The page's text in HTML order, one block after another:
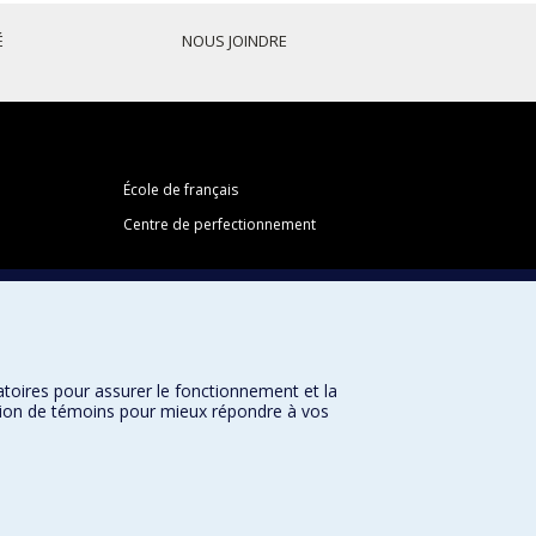
NOUS JOINDRE
École de français
Centre de perfectionnement
pour assurer le fonctionnement et la
de témoins pour mieux répondre à vos